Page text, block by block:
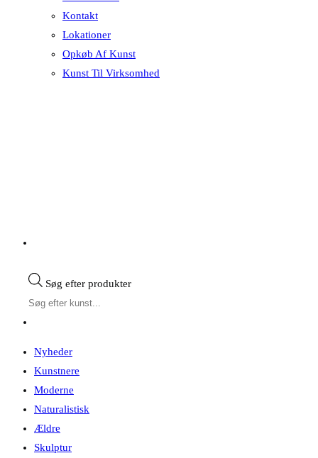
Kontakt
Lokationer
Opkøb Af Kunst
Kunst Til Virksomhed
Søg efter produkter
Nyheder
Kunstnere
Moderne
Naturalistisk
Ældre
Skulptur